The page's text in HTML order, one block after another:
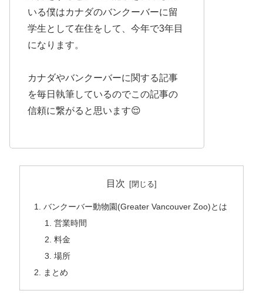
いる僕はカナダのバンクーバーに留
学生として在住をして、今年で3年目
になります。
カナダやバンクーバーに関する記事
を毎日執筆しているのでこの記事の
信頼に繋がると思います😌
目次
バンクーバー動物園(Greater Vancouver Zoo)とは
営業時間
料金
場所
まとめ